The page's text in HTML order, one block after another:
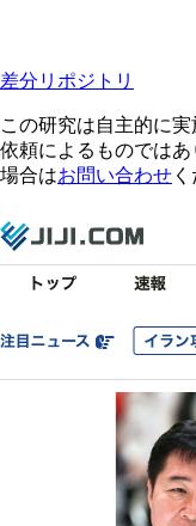
差分リポジトリ
この研究は自主的に
依頼によるものでは
場合はお問い合わせ